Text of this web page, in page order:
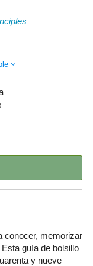
conocer, memorizar
guía de bolsillo
y nueve